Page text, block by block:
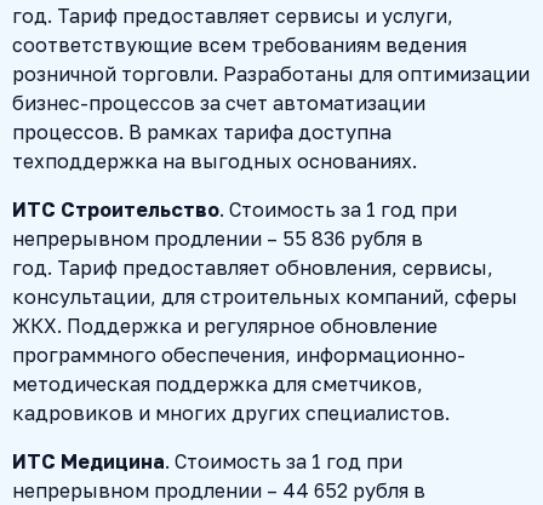
год. Тариф предоставляет сервисы и услуги,
соответствующие всем требованиям ведения
розничной торговли. Разработаны для оптимизации
бизнес-процессов за счет автоматизации
процессов. В рамках тарифа доступна
техподдержка на выгодных основаниях.
ИТС Строительство. Стоимость за 1 год при
непрерывном продлении – 55 836 рубля в
год. Тариф предоставляет обновления, сервисы,
консультации, для строительных компаний, сферы
ЖКХ. Поддержка и регулярное обновление
программного обеспечения, информационно-
методическая поддержка для сметчиков,
кадровиков и многих других специалистов.
ИТС Медицина. Стоимость за 1 год при
непрерывном продлении – 44 652 рубля в